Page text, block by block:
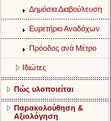
Δημόσια Διαβούλευση
Ευρετήριο Αναδόχων
Πρόοδος ανά Μέτρο
Ιδιώτες
Πώς υλοποιείται
Παρακολούθηση &
Αξιολόγηση